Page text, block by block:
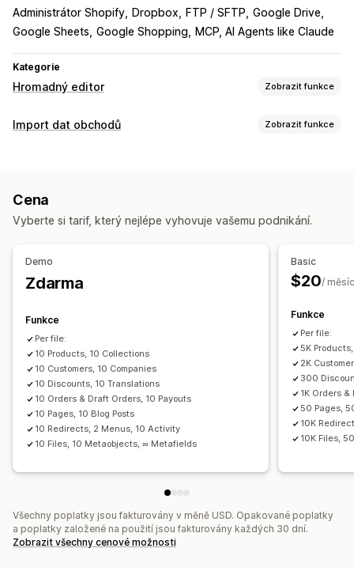
Administrátor Shopify Dropbox FTP / SFTP Google Drive
Google Sheets Google Shopping MCP, AI Agents like Claude
Kategorie
Hromadný editor Zobrazit funkce
Upravitelné zdroje
Akce
Import a export CSV
Synchronizace dat
Záloha
Import dat obchodů Zobrazit funkce
Synchronizace objednávek
Synchronizace produktů Naplánovaná synchronizace
Naplánovaný export
Podpora velkých souborů
Hromadné aktualizace
Kolekce Zákazníci
Metapole
Objednávky Produkty Změna platformy
Cena
Vyberte si tarif, který nejlépe vyhovuje vašemu podnikání.
Demo
Zdarma
Funkce
Per file:
10 Products, 10 Collections
10 Customers, 10 Companies
10 Discounts, 10 Translations
10 Orders & Draft Orders, 10 Payouts
10 Pages, 10 Blog Posts
10 Redirects, 2 Menus, 10 Activity
10 Files, 10 Metaobjects, ∞ Metafields
Basic
$20/ měsíc
Funkce
Per file:
5K
2K
300
1K Orders
50 Pages,
10K
10K Files,
Všechny poplatky jsou fakturovány v měně USD. Opakované poplatky
a poplatky založené na použití jsou fakturovány každých 30 dní.
Zobrazit všechny cenové možnosti